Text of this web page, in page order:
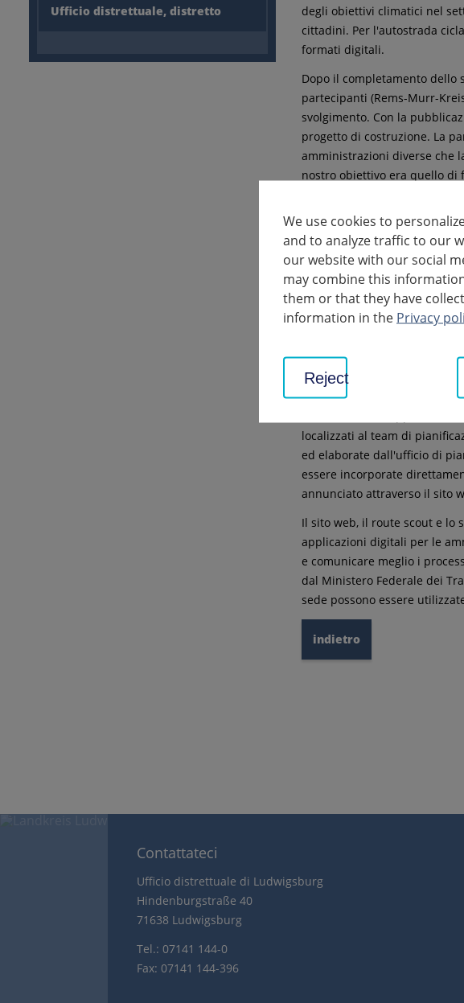
Ufficio distrettuale, distretto
degli obiettivi climatici nel
cittadini. Per l'autostrada
formati digitali.
Dopo il completamento
partecipanti (Rems-Murr-
svolgimento. Con la
progetto di costruzione. La
amministrazioni diverse che
nostro obiettivo era quello
Gli interessati possono
sul calendario, sul sito web
. https://radschnellweg8-
Un'adeguata controparte
autorità per documenti e
costruzione. Fornisce
gruppi di interesse
pianificazione dei distretti e
collaborazione finora
Anche la prossima tappa, la
utilizzare una mappa
localizzati al team di
ed elaborate dall'ufficio di
essere incorporate
annunciato attraverso il sito
Il sito web, il route scout e lo
applicazioni digitali per le
e comunicare meglio i
dal Ministero Federale dei
sede possono essere
indietro
Contattateci
Ufficio distrettuale di Ludwigsburg
Hindenburgstraße 40
71638 Ludwigsburg
Tel.: 07141 144-0
Fax: 07141 144-396
We use cookies to
and to analyze traffic to our
our website with our social
may combine this
them or that they have
information in the Privacy
Reject